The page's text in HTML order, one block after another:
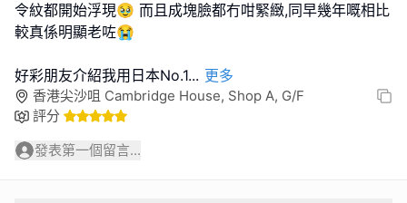
令紋都開始浮現🥹 而且成塊臉都冇咁緊緻,同早幾年嘅相比
較真係明顯老咗😭
好彩朋友介紹我用日本No.1... 更多
香港尖沙咀 Cambridge House, Shop A, G/F
評分
發表第一個留言...